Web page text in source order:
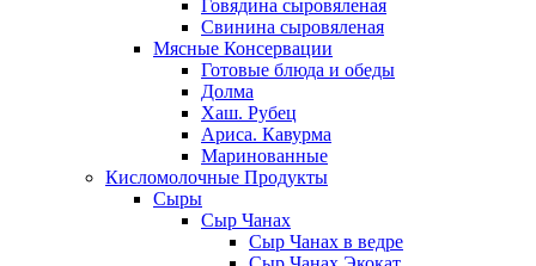
Говядина сыровяленая
Свинина сыровяленая
Мясные Консервации
Готовые блюда и обеды
Долма
Хаш. Рубец
Ариса. Кавурма
Маринованные
Кисломолочные Продукты
Сыры
Сыр Чанах
Сыр Чанах в ведре